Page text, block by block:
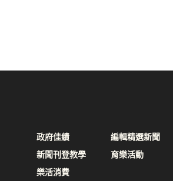
政府佳績
新聞刊登教學
樂活消費
編輯精選新聞
育樂活動